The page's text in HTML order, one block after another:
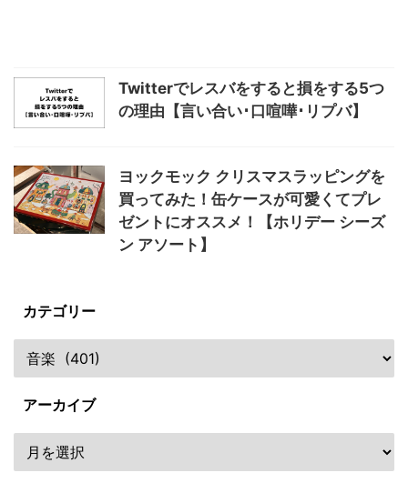
Twitterでレスバをすると損をする5つ
の理由【言い合い･口喧嘩･リプバ】
ヨックモック クリスマスラッピングを
買ってみた！缶ケースが可愛くてプレ
ゼントにオススメ！【ホリデー シーズ
ン アソート】
カテゴリー
アーカイブ